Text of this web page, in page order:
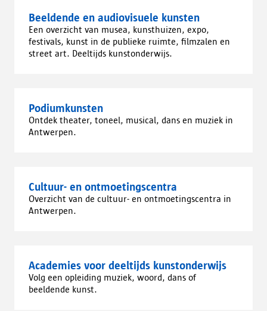
Beeldende en audiovisuele kunsten
Een overzicht van musea, kunsthuizen, expo,
festivals, kunst in de publieke ruimte, filmzalen en
street art. Deeltijds kunstonderwijs.
Podiumkunsten
Ontdek theater, toneel, musical, dans en muziek in
Antwerpen.
Cultuur- en ontmoetingscentra
Overzicht van de cultuur- en ontmoetingscentra in
Antwerpen.
Academies voor deeltijds kunstonderwijs
Volg een opleiding muziek, woord, dans of
beeldende kunst.